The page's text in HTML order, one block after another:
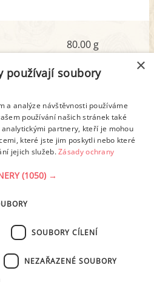
80.00 g
kyseliny
59.25 g
32.37 g
rozpis
OSOBNÍCH ÚDAJŮ
COOKIES
×
používají soubory
a analýze návštěvnosti používáme
používání našich stránek také
partnery, kteří je mohou
které jste jim poskytli nebo které
jejich služeb.Zásady ochrany
(1050) →
SOUBORY CÍLENÍ
NEZAŘAZENÉ SOUBORY